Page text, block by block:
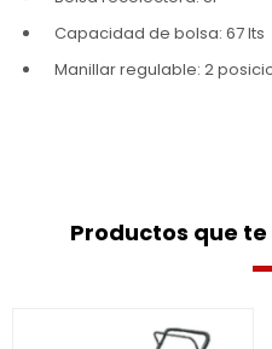
Capacidad de bolsa: 67 lts
Manillar regulable: 2
Productos que